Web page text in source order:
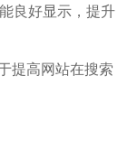
良好显示，提升
提高网站在搜索